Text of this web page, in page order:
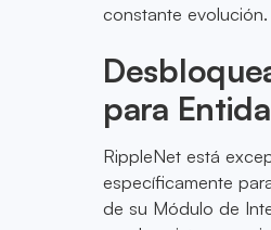
constante evolución.
para
RippleNet está
específicamente
de su Módulo de